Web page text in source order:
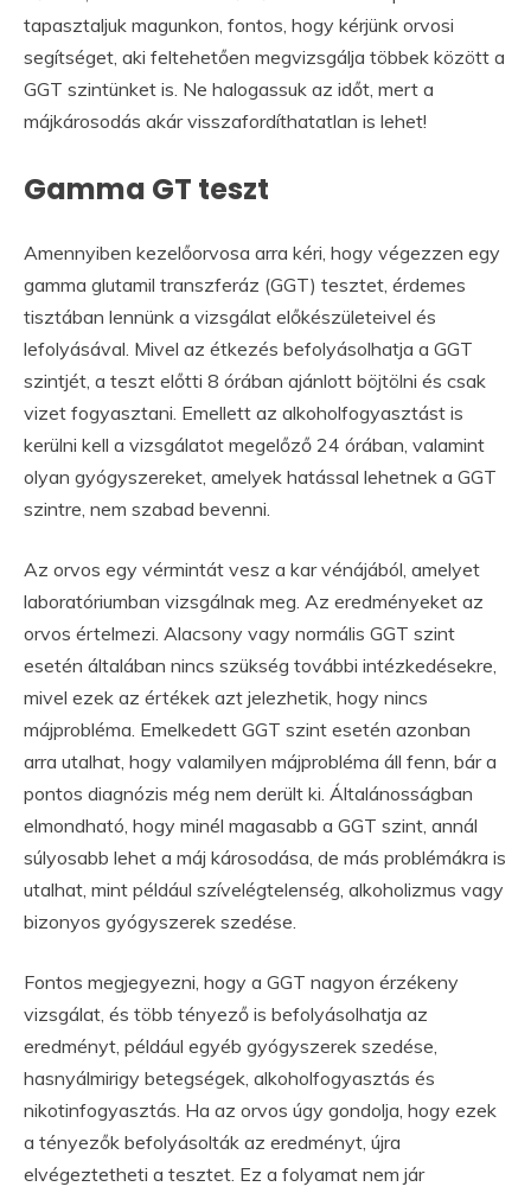
tapasztaljuk magunkon, fontos, hogy kérjünk orvosi
segítséget, aki feltehetően megvizsgálja többek között a
GGT szintünket is. Ne halogassuk az időt, mert a
májkárosodás akár visszafordíthatatlan is lehet!
Gamma GT teszt
Amennyiben kezelőorvosa arra kéri, hogy végezzen egy
gamma glutamil transzferáz (GGT) tesztet, érdemes
tisztában lennünk a vizsgálat előkészületeivel és
lefolyásával. Mivel az étkezés befolyásolhatja a GGT
szintjét, a teszt előtti 8 órában ajánlott böjtölni és csak
vizet fogyasztani. Emellett az alkoholfogyasztást is
kerülni kell a vizsgálatot megelőző 24 órában, valamint
olyan gyógyszereket, amelyek hatással lehetnek a GGT
szintre, nem szabad bevenni.
Az orvos egy vérmintát vesz a kar vénájából, amelyet
laboratóriumban vizsgálnak meg. Az eredményeket az
orvos értelmezi. Alacsony vagy normális GGT szint
esetén általában nincs szükség további intézkedésekre,
mivel ezek az értékek azt jelezhetik, hogy nincs
májprobléma. Emelkedett GGT szint esetén azonban
arra utalhat, hogy valamilyen májprobléma áll fenn, bár a
pontos diagnózis még nem derült ki. Általánosságban
elmondható, hogy minél magasabb a GGT szint, annál
súlyosabb lehet a máj károsodása, de más problémákra is
utalhat, mint például szívelégtelenség, alkoholizmus vagy
bizonyos gyógyszerek szedése.
Fontos megjegyezni, hogy a GGT nagyon érzékeny
vizsgálat, és több tényező is befolyásolhatja az
eredményt, például egyéb gyógyszerek szedése,
hasnyálmirigy betegségek, alkoholfogyasztás és
nikotinfogyasztás. Ha az orvos úgy gondolja, hogy ezek
a tényezők befolyásolták az eredményt, újra
elvégeztetheti a tesztet. Ez a folyamat nem jár